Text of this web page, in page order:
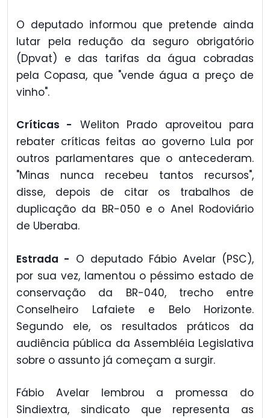
O deputado informou que pretende ainda
lutar pela redução da seguro obrigatório
(Dpvat) e das tarifas da água cobradas
pela Copasa, que "vende água a preço de
vinho".
Críticas -
Weliton Prado aproveitou para
rebater críticas feitas ao governo Lula por
outros parlamentares que o antecederam.
"Minas nunca recebeu tantos recursos",
disse, depois de citar os trabalhos de
duplicação da BR-050 e o Anel Rodoviário
de Uberaba.
Estrada - O deputado Fábio Avelar (PSC),
por sua vez, lamentou o péssimo estado de
conservação da BR-040, trecho entre
Conselheiro Lafaiete e Belo Horizonte.
Segundo ele, os resultados práticos da
audiência pública da Assembléia Legislativa
sobre o assunto já começam a surgir.
Fábio Avelar lembrou a promessa do
Sindiextra, sindicato que representa as